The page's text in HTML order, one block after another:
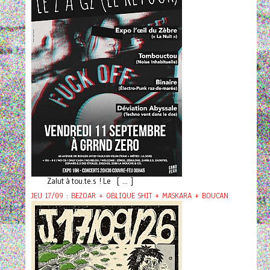
Zalut à tou.te.s ! Le [ ... ]
JEU 17/09 : BEZOAR + OBLIQUE SHIT + MASKARA + BOUCAN